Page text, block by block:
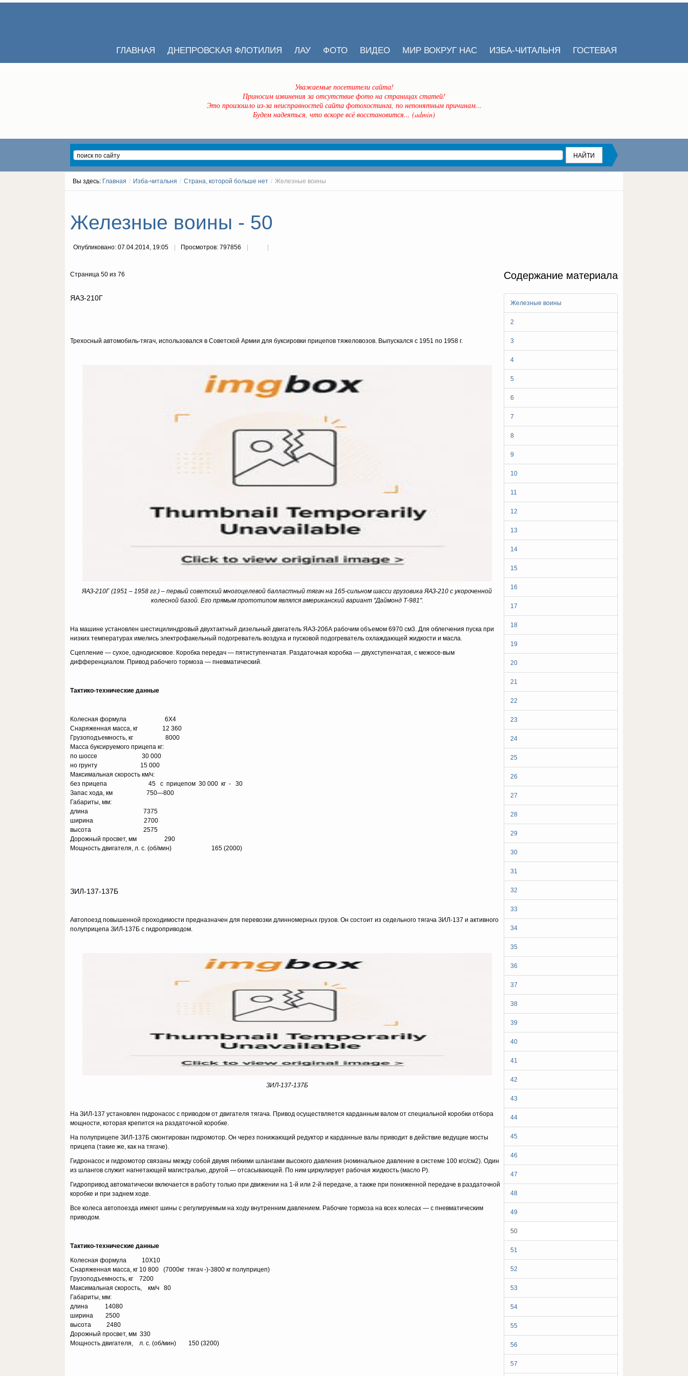
ГЛАВНАЯ ДНЕПРОВСКАЯ ФЛОТИЛИЯ ЛАУ ФОТО ВИДЕО МИР ВОКРУГ НАС ИЗБА-ЧИТАЛЬНЯ ГОСТЕВАЯ
Уважаемые посетители сайта!
Приносим извинения за отсутствие фото на страницах статей!
Это произошло из-за неисправностей сайта фотохостинга, по непонятным причинам...
Будем надеяться, что вскоре всё восстановится... (admin)
Вы здесь: Главная / Изба-читальня / Страна, которой больше нет / Железные воины
Железные воины - 50
Опубликовано: 07.04.2014, 19:05 Просмотров: 797856
Содержание материала
Железные воины
2
3
4
5
6
7
8
9
10
11
12
13
14
15
16
17
18
19
20
21
22
23
24
25
26
27
28
29
30
31
32
33
34
35
36
37
38
39
40
41
42
43
44
45
46
47
48
49
50
51
52
53
54
55
56
57
Страница 50 из 76
ЯАЗ-210Г
Трехосный автомобиль-тягач, использовался в Советской Армии для буксировки прицепов тяжеловозов. Выпускался с 1951 по 1958 г.
ЯАЗ-210Г (1951 – 1958 гг.) – первый советский многоцелевой балластный тягач на 165-сильном шасси грузовика ЯАЗ-210 с укороченной
колесной базой. Его прямым прототипом являлся американский вариант "Даймонд Т-981".
На машине установлен шестицилиндровый двухтактный дизельный двигатель ЯАЗ-206А рабочим объемом 6970 см3. Для облегчения пуска при
низких температурах имелись электрофакельный подогреватель воздуха и пусковой подогреватель охлаждающей жидкости и масла.
Сцепление — сухое, однодисковое. Коробка передач — пятиступенчатая. Раздаточная коробка — двухступенчатая, с межосе-вым
дифференциалом. Привод рабочего тормоза — пневматический.
Тактико-технические данные
Колесная формула 6X4
Снаряженная масса, кг 12 360
Грузоподъемность, кг 8000
Масса буксируемого прицепа кг:
по шоссе 30 000
но грунту 15 000
Максимальная скорость км/ч:
без прицепа 45 с прицепом 30 000 кг - 30
Запас хода, км 750—800
Габариты, мм:
длина 7375
ширина 2700
высота 2575
Дорожный просвет, мм 290
Мощность двигателя, л. с. (об/мин) 165 (2000)
ЗИЛ-137-137Б
Автопоезд повышенной проходимости предназначен для перевозки длинномерных грузов. Он состоит из седельного тягача ЗИЛ-137 и активного
полуприцепа ЗИЛ-137Б с гидроприводом.
ЗИЛ-137-137Б
На ЗИЛ-137 установлен гидронасос с приводом от двигателя тягача. Привод осуществляется карданным валом от специальной коробки отбора
мощности, которая крепится на раздаточной коробке.
На полуприцепе ЗИЛ-137Б смонтирован гидромотор. Он через понижающий редуктор и карданные валы приводит в действие ведущие мосты
прицепа (такие же, как на тягаче).
Гидронасос и гидромотор связаны между собой двумя гибкими шлангами высокого давления (номинальное давление в системе 100 кгс/см2). Один
из шлангов служит нагнетающей магистралью, другой — отсасывающей. По ним циркулирует рабочая жидкость (масло Р).
Гидропривод автоматически включается в работу только при движении на 1-й или 2-й передаче, а также при пониженной передаче в раздаточной
коробке и при заднем ходе.
Все колеса автопоезда имеют шины с регулируемым на ходу внутренним давлением. Рабочие тормоза на всех колесах — с пневматическим
приводом.
Тактико-технические данные
Колесная формула 10X10
Снаряженная масса, кг 10 800 (7000кг тягач -)-3800 кг полуприцеп)
Грузоподъемность, кг 7200
Максимальная скорость, км/ч 80
Габариты, мм:
длина 14080
ширина 2500
высота 2480
Дорожный просвет, мм 330
Мощность двигателя, л. с. (об/мин) 150 (3200)